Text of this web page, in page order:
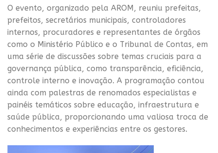
O evento, organizado pela AROM, reuniu prefeitas,
prefeitos, secretários municipais, controladores
internos, procuradores e representantes de órgãos
como o Ministério Público e o Tribunal de Contas, em
uma série de discussões sobre temas cruciais para a
governança pública, como transparência, eficiência,
controle interno e inovação. A programação contou
ainda com palestras de renomados especialistas e
painéis temáticos sobre educação, infraestrutura e
saúde pública, proporcionando uma valiosa troca de
conhecimentos e experiências entre os gestores.